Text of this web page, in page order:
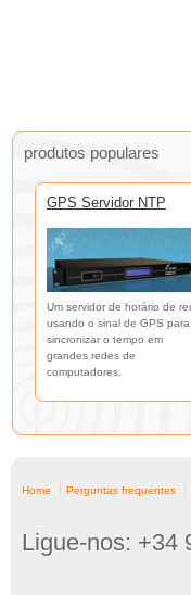
produtos populares
GPS Servidor NTP
Um servidor de horário de
usando o sinal de GPS para
sincronizar o tempo em
grandes redes de
computadores.
Home Perguntas frequentes
Ligue-nos: +34